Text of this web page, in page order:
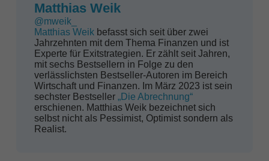
Matthias Weik
@mweik_
Matthias Weikbefasst sich seit über zwei
Jahrzehnten mit dem Thema Finanzen und ist
Experte für Exitstrategien. Er zählt seit Jahren,
mit sechs Bestsellern in Folge zu den
verlässlichsten Bestseller-Autoren im Bereich
Wirtschaft und Finanzen. Im März 2023 ist sein
sechster Bestseller „Die Abrechnung“
erschienen. Matthias Weik bezeichnet sich
selbst nicht als Pessimist, Optimist sondern als
Realist.